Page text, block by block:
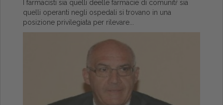
I farmacisti sia quelli deelle farmacie di comunitŕ sia
quelli operanti negli ospedali si trovano in una
posizione privilegiata per rilevare...